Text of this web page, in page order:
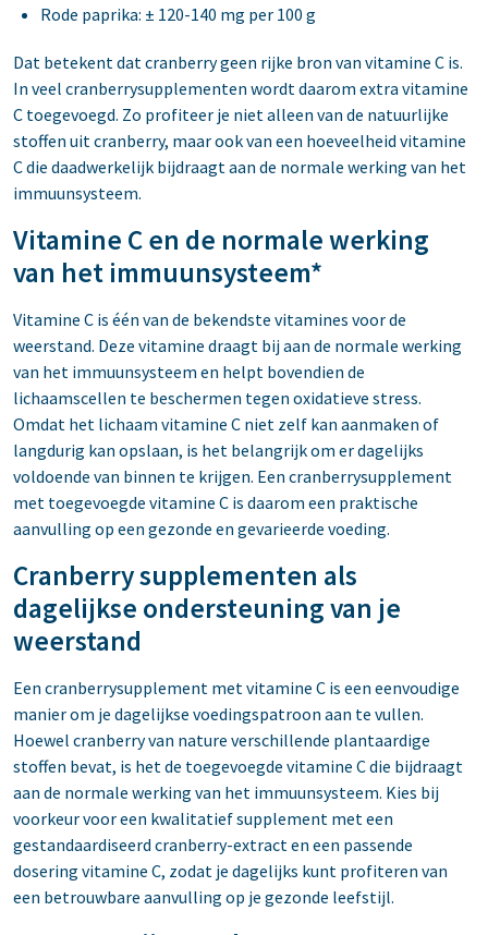
Rode paprika: ± 120-140 mg per 100 g
Dat betekent dat cranberry geen rijke bron van vitamine C is.
In veel cranberrysupplementen wordt daarom extra vitamine
C toegevoegd. Zo profiteer je niet alleen van de natuurlijke
stoffen uit cranberry, maar ook van een hoeveelheid vitamine
C die daadwerkelijk bijdraagt aan de normale werking van het
immuunsysteem.
Vitamine C en de normale werking
van het immuunsysteem*
Vitamine C is één van de bekendste vitamines voor de
weerstand. Deze vitamine draagt bij aan de normale werking
van het immuunsysteem en helpt bovendien de
lichaamscellen te beschermen tegen oxidatieve stress.
Omdat het lichaam vitamine C niet zelf kan aanmaken of
langdurig kan opslaan, is het belangrijk om er dagelijks
voldoende van binnen te krijgen. Een cranberrysupplement
met toegevoegde vitamine C is daarom een praktische
aanvulling op een gezonde en gevarieerde voeding.
Cranberry supplementen als
dagelijkse ondersteuning van je
weerstand
Een cranberrysupplement met vitamine C is een eenvoudige
manier om je dagelijkse voedingspatroon aan te vullen.
Hoewel cranberry van nature verschillende plantaardige
stoffen bevat, is het de toegevoegde vitamine C die bijdraagt
aan de normale werking van het immuunsysteem. Kies bij
voorkeur voor een kwalitatief supplement met een
gestandaardiseerd cranberry-extract en een passende
dosering vitamine C, zodat je dagelijks kunt profiteren van
een betrouwbare aanvulling op je gezonde leefstijl.